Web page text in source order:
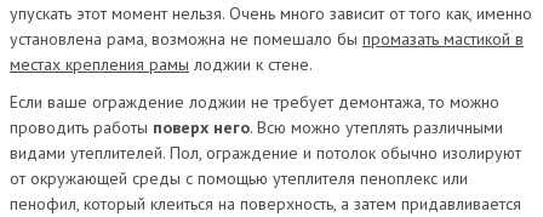
упускать этот момент нельзя. Очень много зависит от того как, именно
установлена рама, возможна не помешало бы промазать мастикой в
местах крепления рамы лоджии к стене.
Если ваше ограждение лоджии не требует демонтажа, то можно
проводить работы поверх него. Всю можно утеплять различными
видами утеплителей. Пол, ограждение и потолок обычно изолируют
от окружающей среды с помощью утеплителя пеноплекс или
пенофил, который клеиться на поверхность, а затем придавливается